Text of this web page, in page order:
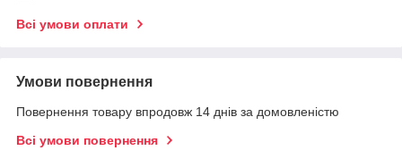
Всі умови оплати
Умови повернення
Повернення товару впродовж 14 днів за домовленістю
Всі умови повернення